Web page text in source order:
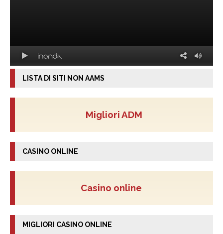
LISTA DI SITI NON AAMS
Migliori ADM
CASINO ONLINE
Casino online
MIGLIORI CASINO ONLINE